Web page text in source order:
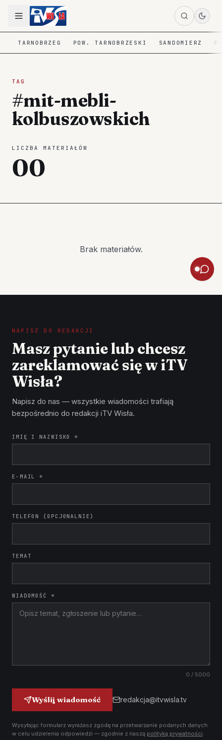
TARNOBRZEG POW. TARNOBRZESKI SANDOMIERZ
TAG
#mit-mebli-
kolbuszowskich
LICZBA MATERIAŁÓW
00
Brak materiałów.
NAPISZ DO REDAKCJI
Masz pytanie lub chcesz
zareklamować się w iTV
Wisła?
Napisz do nas — wszystkie wiadomości trafiają
bezpośrednio do redakcji iTV Wisła.
IMIĘ I NAZWISKO *
E-MAIL *
TELEFON (OPCJONALNIE)
TEMAT
WIADOMOŚĆ *
0 / 5000
Wyślij wiadomość redakcja@itvwisla.tv
Wysyłając formularz wyrażasz zgodę na przetwarzanie podanych danych
w celu udzielenia odpowiedzi — zgodnie z naszą polityką prywatności.